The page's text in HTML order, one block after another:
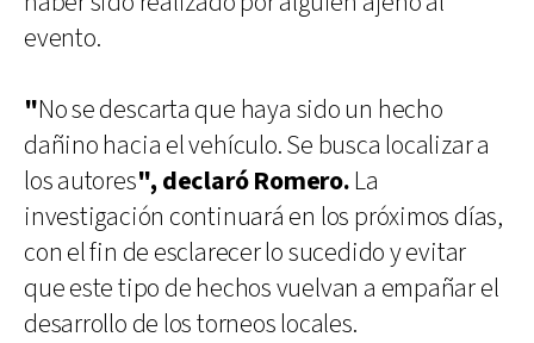
evento.
"No se descarta que haya sido un hecho
dañino hacia el vehículo. Se busca localizar a
los autores", declaró Romero.La
investigación continuará en los próximos días,
con el fin de esclarecer lo sucedido y evitar
que este tipo de hechos vuelvan a empañar el
desarrollo de los torneos locales.